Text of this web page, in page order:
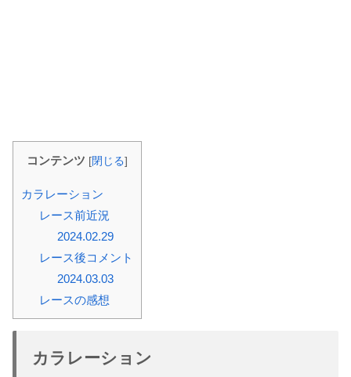
コンテンツ [閉じる]
カラレーション
レース前近況
2024.02.29
レース後コメント
2024.03.03
レースの感想
カラレーション